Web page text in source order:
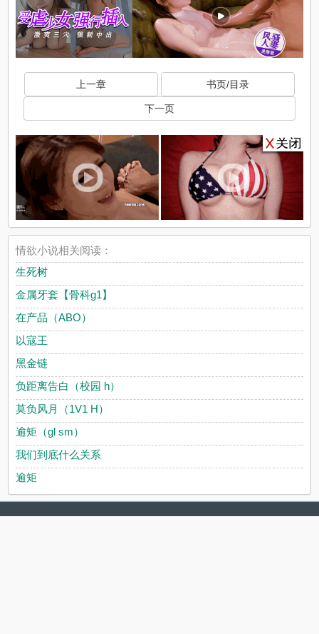
上一章 书页/目录
下一页
情欲小说相关阅读：
生死树
金属牙套【骨科g1】
在产品（ABO）
以寇王
黑金链
负距离告白（校园 h）
莫负风月（1V1 H）
逾矩（gl sm）
我们到底什么关系
逾矩